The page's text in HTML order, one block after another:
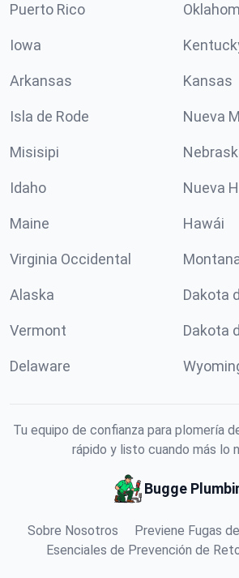
Puerto Rico
Iowa
Arkansas Kansas
Isla de Rode Nueva
Misisipi
Idaho Nueva
Maine Hawái
Virginia Occidental
Alaska Dakota
Vermont Dakota
Delaware
Tu equipo de confianza para plomería
rápido y listo cuando más lo
Bugge
Sobre Nosotros
Previene Fugas
Esenciales de Prevención de